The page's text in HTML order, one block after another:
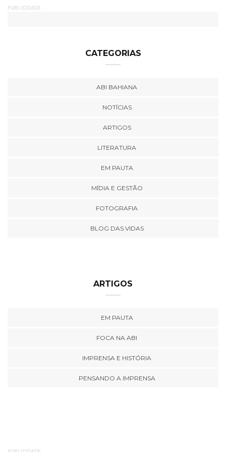
PUBLICIDADE
CATEGORIAS
ABI BAHIANA
NOTÍCIAS
ARTIGOS
LITERATURA
EM PAUTA
MÍDIA E GESTÃO
FOTOGRAFIA
BLOG DAS VIDAS
ARTIGOS
EM PAUTA
FOCA NA ABI
IMPRENSA E HISTÓRIA
PENSANDO A IMPRENSA